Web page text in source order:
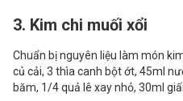
3. Kim chi muối xổi
Chuẩn bị nguyên liệu làm món
củ cải, 3 thìa canh bột ớt, 45ml
băm, 1/4 quả lê xay nhỏ, 30ml